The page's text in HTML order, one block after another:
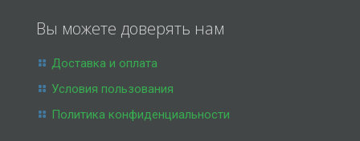
Вы можете доверять нам
Доставка и оплата
Условия пользования
Политика конфиденциальности